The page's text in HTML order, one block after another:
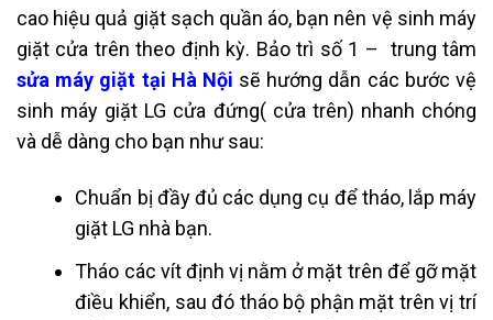
cao hiệu quả giặt sạch quần áo, bạn nên vệ sinh máy
giặt cửa trên theo định kỳ. Bảo trì số 1 – trung tâm
sửa máy giặt tại Hà Nội sẽ hướng dẫn các bước vệ
sinh máy giặt LG cửa đứng( cửa trên) nhanh chóng
và dễ dàng cho bạn như sau:
Chuẩn bị đầy đủ các dụng cụ để tháo, lắp máy
giặt LG nhà bạn.
Tháo các vít định vị nằm ở mặt trên để gỡ mặt
điều khiển, sau đó tháo bộ phận mặt trên vị trí